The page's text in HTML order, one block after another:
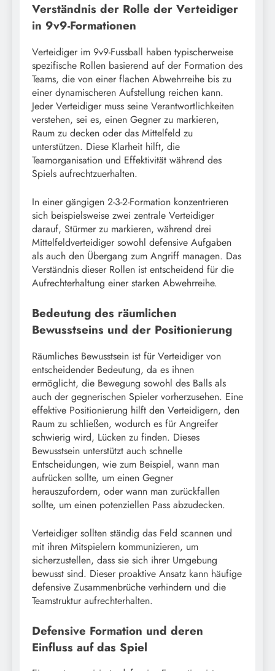
Verständnis der Rolle der Verteidiger
in 9v9-Formationen
Verteidiger im 9v9-Fussball haben typischerweise
spezifische Rollen basierend auf der Formation des
Teams, die von einer flachen Abwehrreihe bis zu
einer dynamischeren Aufstellung reichen kann.
Jeder Verteidiger muss seine Verantwortlichkeiten
verstehen, sei es, einen Gegner zu markieren,
Raum zu decken oder das Mittelfeld zu
unterstützen. Diese Klarheit hilft, die
Teamorganisation und Effektivität während des
Spiels aufrechtzuerhalten.
In einer gängigen 2-3-2-Formation konzentrieren
sich beispielsweise zwei zentrale Verteidiger
darauf, Stürmer zu markieren, während drei
Mittelfeldverteidiger sowohl defensive Aufgaben
als auch den Übergang zum Angriff managen. Das
Verständnis dieser Rollen ist entscheidend für die
Aufrechterhaltung einer starken Abwehrreihe.
Bedeutung des räumlichen
Bewusstseins und der Positionierung
Räumliches Bewusstsein ist für Verteidiger von
entscheidender Bedeutung, da es ihnen
ermöglicht, die Bewegung sowohl des Balls als
auch der gegnerischen Spieler vorherzusehen. Eine
effektive Positionierung hilft den Verteidigern, den
Raum zu schließen, wodurch es für Angreifer
schwierig wird, Lücken zu finden. Dieses
Bewusstsein unterstützt auch schnelle
Entscheidungen, wie zum Beispiel, wann man
aufrücken sollte, um einen Gegner
herauszufordern, oder wann man zurückfallen
sollte, um einen potenziellen Pass abzudecken.
Verteidiger sollten ständig das Feld scannen und
mit ihren Mitspielern kommunizieren, um
sicherzustellen, dass sie sich ihrer Umgebung
bewusst sind. Dieser proaktive Ansatz kann häufige
defensive Zusammenbrüche verhindern und die
Teamstruktur aufrechterhalten.
Defensive Formation und deren
Einfluss auf das Spiel